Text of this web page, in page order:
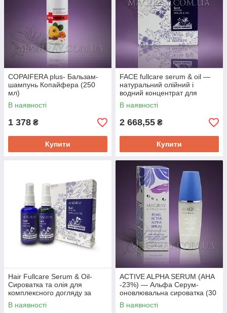
COPAIFERA plus- Бальзам-
шампунь Копайфера (250
мл)
В наявності
1 378 ₴
Купити
FACE fullcare serum & oil —
натуральний олійний і
водний концентрат для
догляду за шкірою обличчя
(50/50 мл)
В наявності
2 668,55 ₴
Купити
Hair Fullcare Serum & Oil-
Сироватка та олія для
комплексного догляду за
волоссям(2*15мл)
В наявності
ACTIVE ALPHA SERUM (АНА
-23%) — Альфа Серум-
оновлювальна сироватка (30
мл)
В наявності